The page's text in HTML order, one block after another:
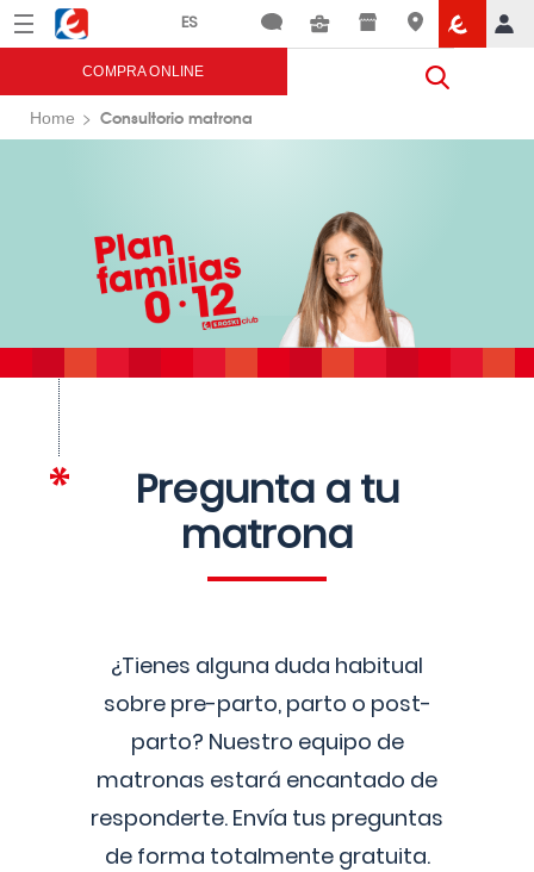
Menú Eroski
COMPRA ONLINE
Home Consultorio matrona
Pregunta a tu
matrona
¿Tienes alguna duda habitual
sobre pre-parto, parto o post-
parto? Nuestro equipo de
matronas estará encantado de
responderte. Envía tus preguntas
de forma totalmente gratuita.